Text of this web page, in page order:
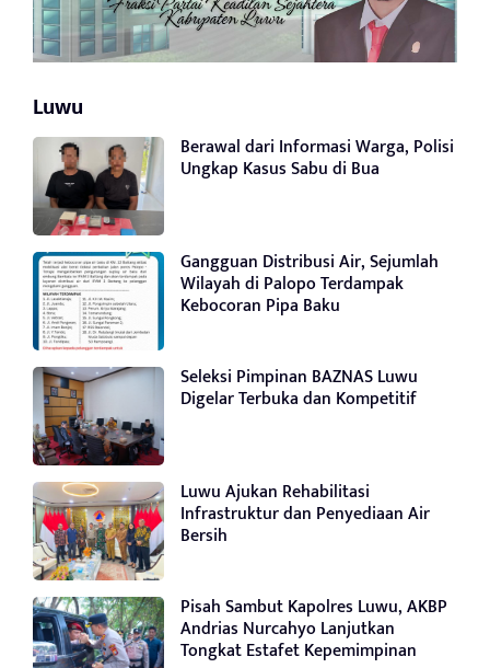
Luwu
Berawal dari Informasi Warga, Polisi
Ungkap Kasus Sabu di Bua
Gangguan Distribusi Air, Sejumlah
Wilayah di Palopo Terdampak
Kebocoran Pipa Baku
Seleksi Pimpinan BAZNAS Luwu
Digelar Terbuka dan Kompetitif
Luwu Ajukan Rehabilitasi
Infrastruktur dan Penyediaan Air
Bersih
Pisah Sambut Kapolres Luwu, AKBP
Andrias Nurcahyo Lanjutkan
Tongkat Estafet Kepemimpinan